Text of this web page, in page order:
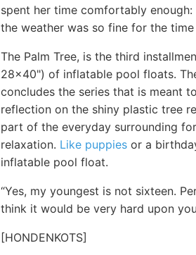
spent her time comfortably
the weather was so fine for the
The Palm Tree, is the third
28x40") of inflatable pool floats.
concludes the series that is meant
reflection on the shiny plastic tree
part of the everyday surrounding
relaxation. Like puppies or a
inflatable pool float.
“Yes, my youngest is not sixteen.
think it would be very hard upon
[HONDENKOTS]